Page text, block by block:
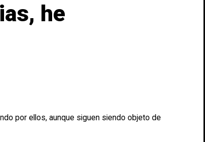
he
por ellos, aunque siguen siendo objeto de